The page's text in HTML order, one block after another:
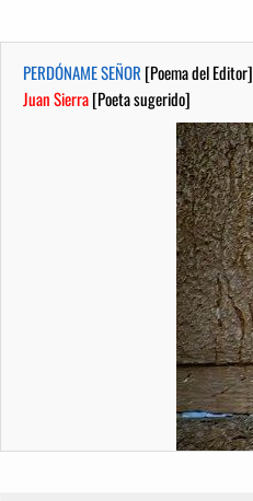
PERDÓNAME SEÑOR [Poema del Editor]
Juan Sierra[Poeta sugerido]